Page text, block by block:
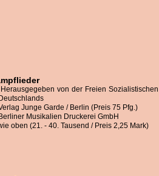
von der Freien
Deutschlands
Junge Garde / Berlin (Preis 75 Pfg.)
Berliner Musikalien Druckerei GmbH
oben (21. - 40. Tausend / Preis 2,25 Mark)